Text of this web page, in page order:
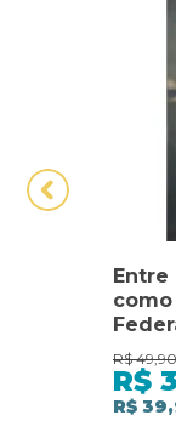
Entre
R$ 49,90
R$
R$